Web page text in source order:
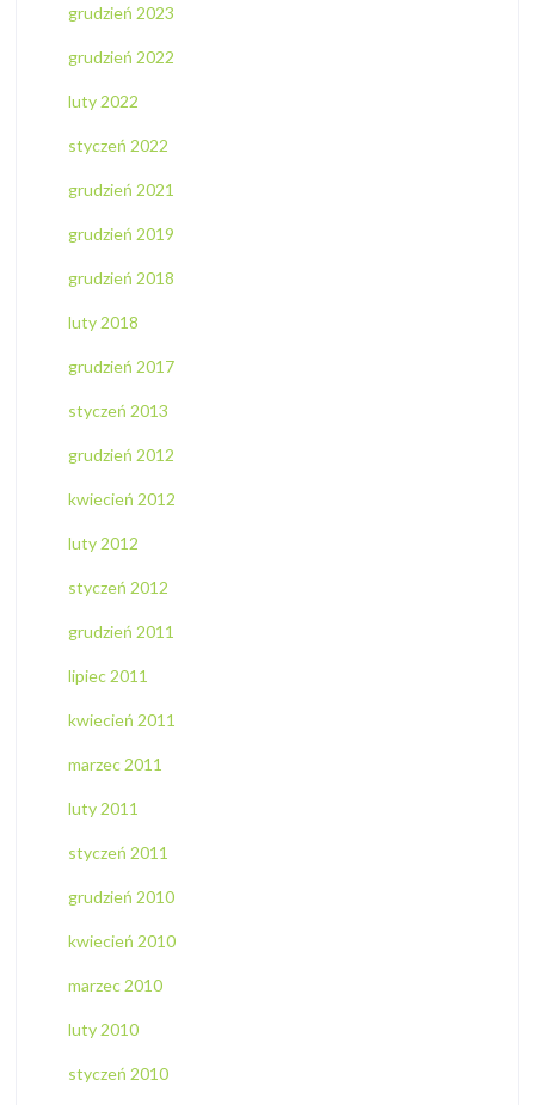
grudzień 2023
grudzień 2022
luty 2022
styczeń 2022
grudzień 2021
grudzień 2019
grudzień 2018
luty 2018
grudzień 2017
styczeń 2013
grudzień 2012
kwiecień 2012
luty 2012
styczeń 2012
grudzień 2011
lipiec 2011
kwiecień 2011
marzec 2011
luty 2011
styczeń 2011
grudzień 2010
kwiecień 2010
marzec 2010
luty 2010
styczeń 2010